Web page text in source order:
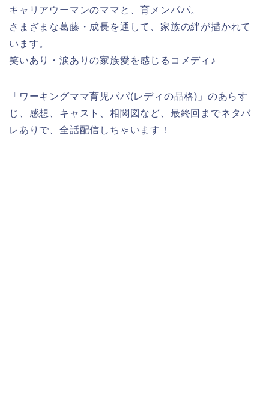
キャリアウーマンのママと、育メンパパ。
さまざまな葛藤・成長を通して、家族の絆が描かれて
います。
笑いあり・涙ありの家族愛を感じるコメディ♪
「ワーキングママ育児パパ(レディの品格)」のあらす
じ、感想、キャスト、相関図など、最終回までネタバ
レありで、全話配信しちゃいます！